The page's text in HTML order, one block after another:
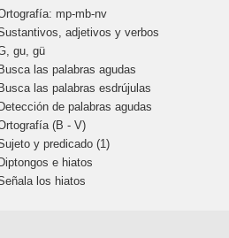
mp-mb-nv
adjetivos y verbos
gu, gü
las palabras agudas
las palabras esdrújulas
de palabras agudas
(B - V)
y predicado (1)
e hiatos
los hiatos